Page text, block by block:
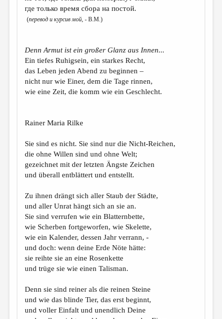
где только время сбора на постой.
(перевод и курсив мой, - В.М.)
Denn Armut ist ein großer Glanz aus Innen...
Ein tiefes Ruhigsein, ein starkes Recht,
das Leben jeden Abend zu beginnen –
nicht nur wie Einer, dem die Tage rinnen,
wie eine Zeit, die komm wie ein Geschlecht.
Rainer Maria Rilke
Sie sind es nicht. Sie sind nur die Nicht-Reichen,
die ohne Willen sind und ohne Welt;
gezeichnet mit der letzten Ängste Zeichen
und überall entblättert und entstellt.
Zu ihnen drängt sich aller Staub der Städte,
und aller Unrat hängt sich an sie an.
Sie sind verrufen wie ein Blatternbette,
wie Scherben fortgeworfen, wie Skelette,
wie ein Kalender, dessen Jahr verrann, -
und doch: wenn deine Erde Nöte hätte:
sie reihte sie an eine Rosenkette
und trüge sie wie einen Talisman.
Denn sie sind reiner als die reinen Steine
und wie das blinde Tier, das erst beginnt,
und voller Einfalt und unendlich Deine